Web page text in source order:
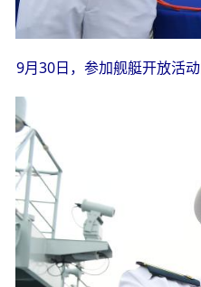
9月30日，参加舰艇开放活